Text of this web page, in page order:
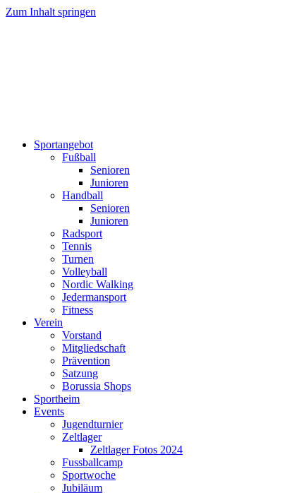
Zum Inhalt springen
Sportangebot
Fußball
Senioren
Junioren
Handball
Senioren
Junioren
Radsport
Tennis
Turnen
Volleyball
Nordic Walking
Jedermansport
Fitness
Verein
Vorstand
Mitgliedschaft
Prävention
Satzung
Borussia Shops
Sportheim
Events
Jugendturnier
Zeltlager
Zeltlager Fotos 2024
Fussballcamp
Sportwoche
Jubiläum